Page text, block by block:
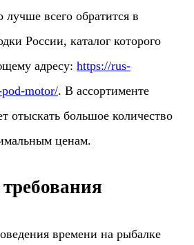
лучше всего обратится в
России, каталог которого
адресу: https://rus-
motor/. В ассортименте
отыскать большое количество
ценам.
времени на рыбалке